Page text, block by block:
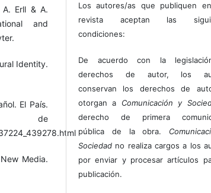
A. Erll & A.
and
Identity.
El País.
Media.
Los autores/as que publiquen
revista aceptan las
condiciones:
De acuerdo con la
derechos de autor, los
conservan los derechos de
otorgan a Comunicación y
derecho de primera
pública de la obra.
Sociedad no realiza cargos a los
por enviar y procesar artículos
publicación.